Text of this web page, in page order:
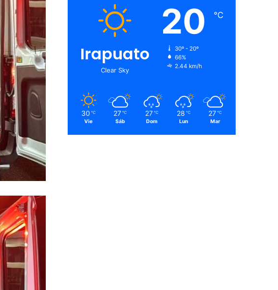
Irapuato
Clear Sky
20 ℃
30º - 20º
66%
2.44 km/h
30 ℃
Vie
27 ℃
Sáb
27 ℃
Dom
28 ℃
Lun
27 ℃
Mar